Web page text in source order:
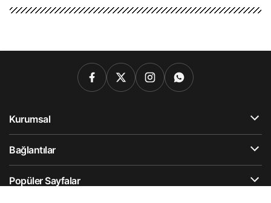
Kurumsal
Bağlantılar
Popüler Sayfalar